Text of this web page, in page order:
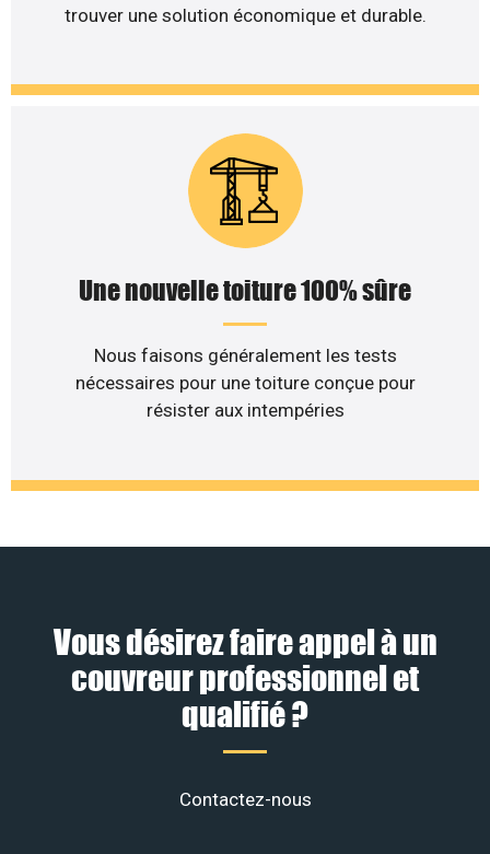
trouver une solution économique et durable.
Une nouvelle toiture 100% sûre
Nous faisons généralement les tests
nécessaires pour une toiture conçue pour
résister aux intempéries
Vous désirez faire appel à un
couvreur professionnel et
qualifié ?
Contactez-nous